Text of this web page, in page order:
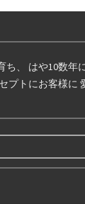
ち、 はや10数年
プトにお客様に